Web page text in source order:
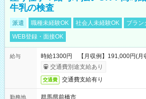
牛乳の検査
派遣 職種未経験OK 社会人未経験OK
ブラン
WEB登録・面接OK
給与
時給1300円 【月収例】191,000円(月
交通費別途支給あり
交通費 交通費支給有り
勤務地
群馬県前橋市